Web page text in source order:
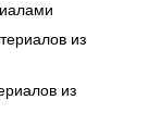
из
из